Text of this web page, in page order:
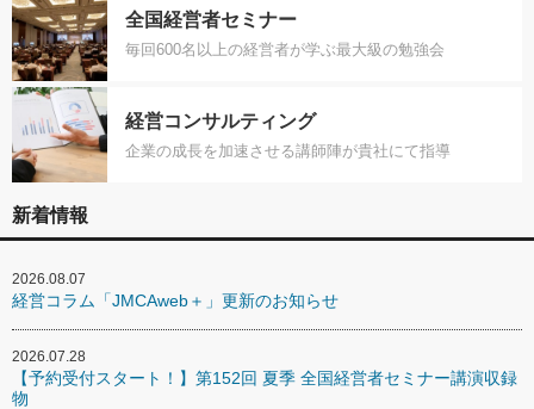
全国経営者セミナー
毎回600名以上の経営者が学ぶ最大級の勉強会
経営コンサルティング
企業の成長を加速させる講師陣が貴社にて指導
新着情報
2026.08.07
経営コラム「JMCAweb＋」更新のお知らせ
2026.07.28
【予約受付スタート！】第152回 夏季 全国経営者セミナー講演収録
物